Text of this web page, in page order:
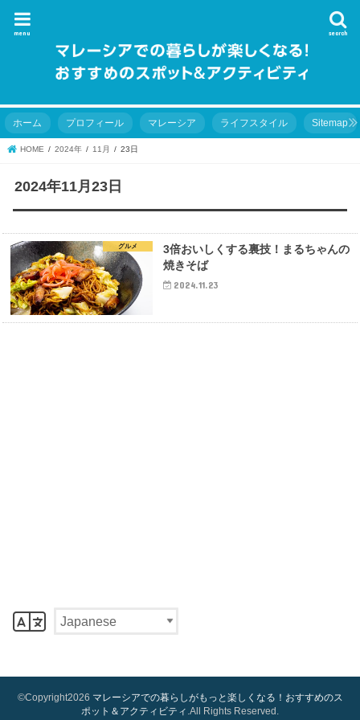
search
menu
ホーム プロフィール マレーシア ライフスタイル Sitemap
HOME 2024年 11月 23日
2024年11月23日
グルメ
3倍おいしくする裏技！まるちゃんの
焼きそば
2024.11.23
©Copyright2026 マレーシアでの暮らしがもっと楽しくなる！おすすめのス
ポット＆アクティビティ .All Rights Reserved.